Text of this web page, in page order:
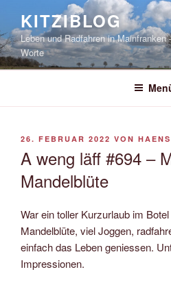
springen
KITZIBLOG
Leben und Radfahren in
Worte
VERÖFFENTLICHT
26. FEBRUAR 2022 VON
A weng läff #694 –
Mandelblüte
War ein toller Kurzurlaub im
Mandelblüte, viel Joggen,
einfach das Leben geniessen.
Impressionen.